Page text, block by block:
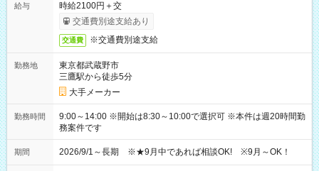
給与
時給2100円＋交
交通費別途支給あり
交通費 ※交通費別途支給
勤務地
東京都武蔵野市
三鷹駅から徒歩5分
大手メーカー
勤務時間
9:00～14:00 ※開始は8:30～10:00で選択可 ※本件は週20時間勤
務案件です
期間 2026/9/1～長期 ※★9月中であれば相談OK! ※9月～OK！